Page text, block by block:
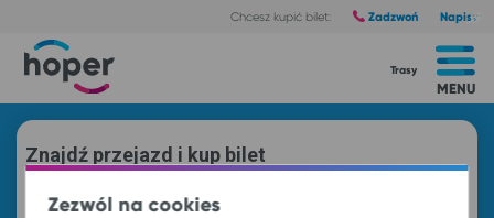
Chcesz kupić bilet: Zadzwoń Napisz
MENU
Trasy
Znajdź przejazd i kup bilet
Zezwól na cookies